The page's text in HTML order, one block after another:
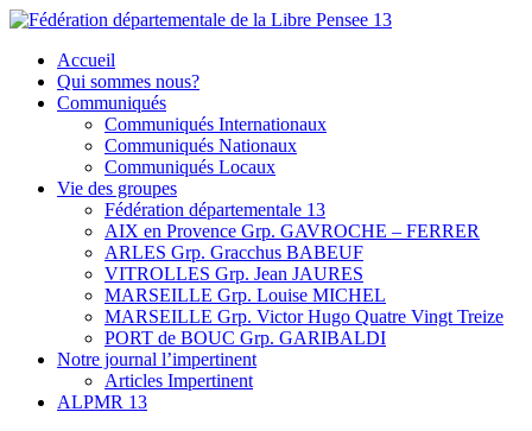
Skip
content
Fédération départementale de la Libre Pensee 13
Membre de la fédération Nationale de la Libre Pensée ni dieu ni
maitre
Accueil
Qui sommes nous?
Communiqués
Communiqués Internationaux
Communiqués Nationaux
Communiqués Locaux
Vie des groupes
Fédération départementale 13
AIX en Provence Grp. GAVROCHE – FERRER
ARLES Grp. Gracchus BABEUF
VITROLLES Grp. Jean JAURES
MARSEILLE Grp. Louise MICHEL
MARSEILLE Grp. Victor Hugo Quatre Vingt Treize
PORT de BOUC Grp. GARIBALDI
Notre journal l’impertinent
Articles Impertinent
ALPMR 13